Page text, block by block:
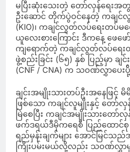
မပြီးဆုံးသေးတဲ့ တော်လှန်ရေ
ဦးဆောင် တိုက်ပွဲဝင်နေတဲ့ ကချ
(KIO)၊ ကချင်လွတ်လပ်ရေးတပ်မ
ယူလေးစားကြောင်း ဒီကနေ့ ဖေဖ
ကျရောက်တဲ့ ကချင်လွတ်လပ်ရေး
ဖွဲ့စည်းခြင်း (၆၅) နှစ် ပြည့်မှာ ချ
(CNF / CNA) က သဝဏ်လွှာပေး
ချင်းအမျိုးသားတပ်ဦးအနေဖြ
ဖြစ်သော ကချင်လူမျိုးနှင့် တော်
မြဲစေပြီး ကချင်အမျိုးသားတော်
ဖက်ဒရယ်ဒီမိုကရေစီ ပြည်ထောင်
ရည်မှန်းချက်များ အောင်မြင်
ကြိုးပမ်းမယ်လို့လည်း သဝဏ်လွှာမှာ